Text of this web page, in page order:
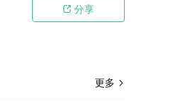
 分享
更多 